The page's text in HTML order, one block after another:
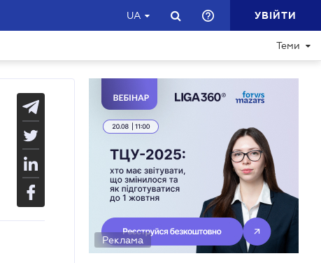
UA УВІЙТИ
Теми
Реклама